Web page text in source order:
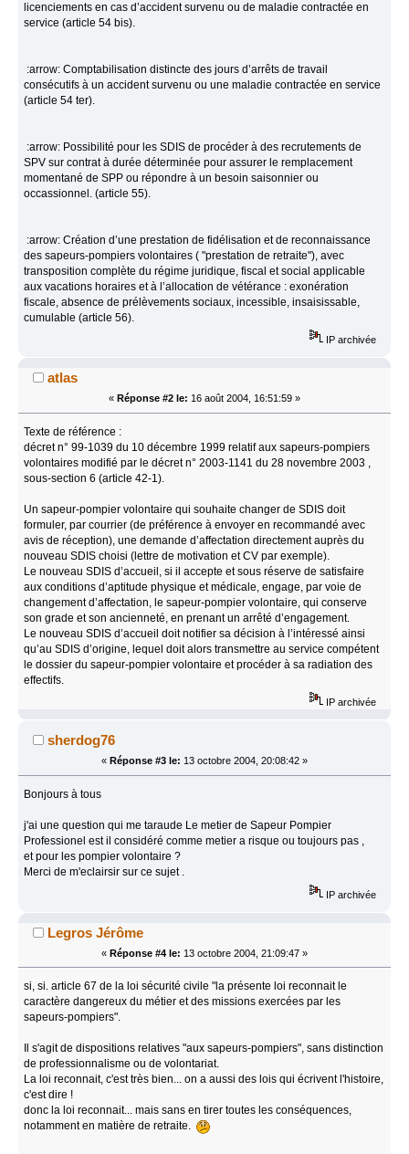
licenciements en cas d’accident survenu ou de maladie contractée en
service (article 54 bis).
:arrow: Comptabilisation distincte des jours d’arrêts de travail
consécutifs à un accident survenu ou une maladie contractée en service
(article 54 ter).
:arrow: Possibilité pour les SDIS de procéder à des recrutements de
SPV sur contrat à durée déterminée pour assurer le remplacement
momentané de SPP ou répondre à un besoin saisonnier ou
occassionnel. (article 55).
:arrow: Création d’une prestation de fidélisation et de reconnaissance
des sapeurs-pompiers volontaires ( "prestation de retraite"), avec
transposition complète du régime juridique, fiscal et social applicable
aux vacations horaires et à l’allocation de vétérance : exonération
fiscale, absence de prélèvements sociaux, incessible, insaisissable,
cumulable (article 56).
IP archivée
atlas
« Réponse #2 le: 16 août 2004, 16:51:59 »
Texte de référence :
décret n° 99-1039 du 10 décembre 1999 relatif aux sapeurs-pompiers
volontaires modifié par le décret n° 2003-1141 du 28 novembre 2003 ,
sous-section 6 (article 42-1).
Un sapeur-pompier volontaire qui souhaite changer de SDIS doit
formuler, par courrier (de préférence à envoyer en recommandé avec
avis de réception), une demande d’affectation directement auprès du
nouveau SDIS choisi (lettre de motivation et CV par exemple).
Le nouveau SDIS d’accueil, si il accepte et sous réserve de satisfaire
aux conditions d’aptitude physique et médicale, engage, par voie de
changement d’affectation, le sapeur-pompier volontaire, qui conserve
son grade et son ancienneté, en prenant un arrêté d’engagement.
Le nouveau SDIS d’accueil doit notifier sa décision à l’intéressé ainsi
qu’au SDIS d’origine, lequel doit alors transmettre au service compétent
le dossier du sapeur-pompier volontaire et procéder à sa radiation des
effectifs.
IP archivée
sherdog76
« Réponse #3 le: 13 octobre 2004, 20:08:42 »
Bonjours à tous
j'ai une question qui me taraude Le metier de Sapeur Pompier
Professionel est il considéré comme metier a risque ou toujours pas ,
et pour les pompier volontaire ?
Merci de m'eclairsir sur ce sujet .
IP archivée
Legros Jérôme
« Réponse #4 le: 13 octobre 2004, 21:09:47 »
si, si. article 67 de la loi sécurité civile "la présente loi reconnait le
caractère dangereux du métier et des missions exercées par les
sapeurs-pompiers".
Il s'agit de dispositions relatives "aux sapeurs-pompiers", sans distinction
de professionnalisme ou de volontariat.
La loi reconnait, c'est très bien... on a aussi des lois qui écrivent l'histoire,
c'est dire !
donc la loi reconnait... mais sans en tirer toutes les conséquences,
notamment en matière de retraite.